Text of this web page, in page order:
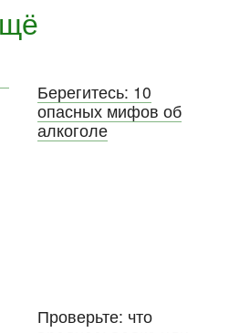
Берегитесь: 10
опасных мифов об
алкоголе
Проверьте: что